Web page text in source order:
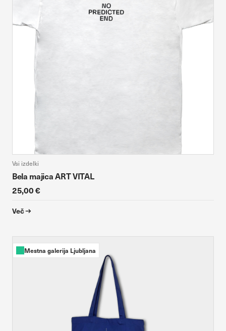
Vsi izdelki
Bela majica ART VITAL
25,00 €
Več
Mestna galerija Ljubljana